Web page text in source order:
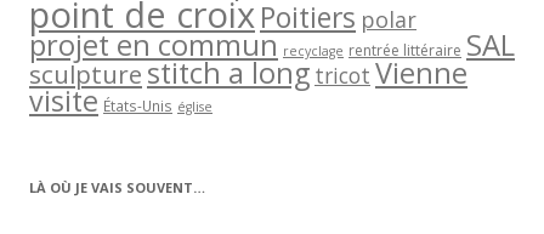
point de croixPoitiers polar
projet en commun recyclage rentrée littéraire SAL
sculpturestitch a long tricot Vienne
visite États-Unis église
LÀ OÙ JE VAIS SOUVENT…